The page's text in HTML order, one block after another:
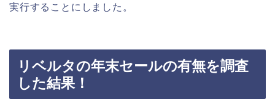
実行することにしました。
リベルタの年末セールの有無を調査
した結果！